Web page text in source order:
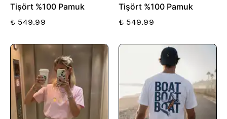
Tişört %100 Pamuk
₺ 549.99
Tişört %100 Pamuk
₺ 549.99